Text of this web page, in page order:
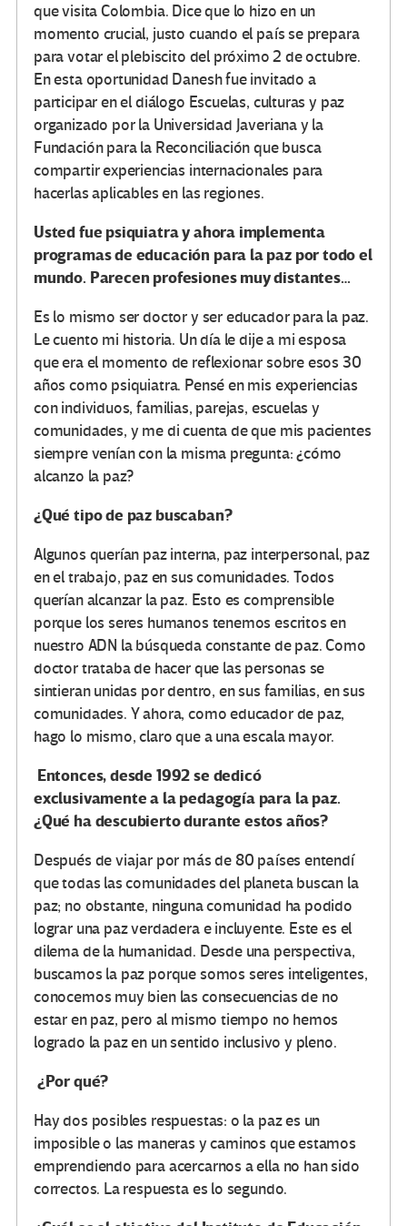
que visita Colombia. Dice que lo hizo en un
momento crucial, justo cuando el país se prepara
para votar el plebiscito del próximo 2 de octubre.
En esta oportunidad Danesh fue invitado a
participar en el diálogo Escuelas, culturas y paz
organizado por la Universidad Javeriana y la
Fundación para la Reconciliación que busca
compartir experiencias internacionales para
hacerlas aplicables en las regiones.
Usted fue psiquiatra y ahora implementa
programas de educación para la paz por todo el
mundo. Parecen profesiones muy distantes…
Es lo mismo ser doctor y ser educador para la paz.
Le cuento mi historia. Un día le dije a mi esposa
que era el momento de reflexionar sobre esos 30
años como psiquiatra. Pensé en mis experiencias
con individuos, familias, parejas, escuelas y
comunidades, y me di cuenta de que mis pacientes
siempre venían con la misma pregunta: ¿cómo
alcanzo la paz?
¿Qué tipo de paz buscaban?
Algunos querían paz interna, paz interpersonal, paz
en el trabajo, paz en sus comunidades. Todos
querían alcanzar la paz. Esto es comprensible
porque los seres humanos tenemos escritos en
nuestro ADN la búsqueda constante de paz. Como
doctor trataba de hacer que las personas se
sintieran unidas por dentro, en sus familias, en sus
comunidades. Y ahora, como educador de paz,
hago lo mismo, claro que a una escala mayor.
Entonces, desde 1992 se dedicó
exclusivamente a la pedagogía para la paz.
¿Qué ha descubierto durante estos años?
Después de viajar por más de 80 países entendí
que todas las comunidades del planeta buscan la
paz; no obstante, ninguna comunidad ha podido
lograr una paz verdadera e incluyente. Este es el
dilema de la humanidad. Desde una perspectiva,
buscamos la paz porque somos seres inteligentes,
conocemos muy bien las consecuencias de no
estar en paz, pero al mismo tiempo no hemos
logrado la paz en un sentido inclusivo y pleno.
¿Por qué?
Hay dos posibles respuestas: o la paz es un
imposible o las maneras y caminos que estamos
emprendiendo para acercarnos a ella no han sido
correctos. La respuesta es lo segundo.